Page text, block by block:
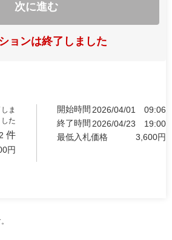
次に進む
ョンは終了しました
ま
した
2 件
円
開始時間 2026/04/01
09:06
終了時間 2026/04/23
19:00
最低入札価格
3,600円